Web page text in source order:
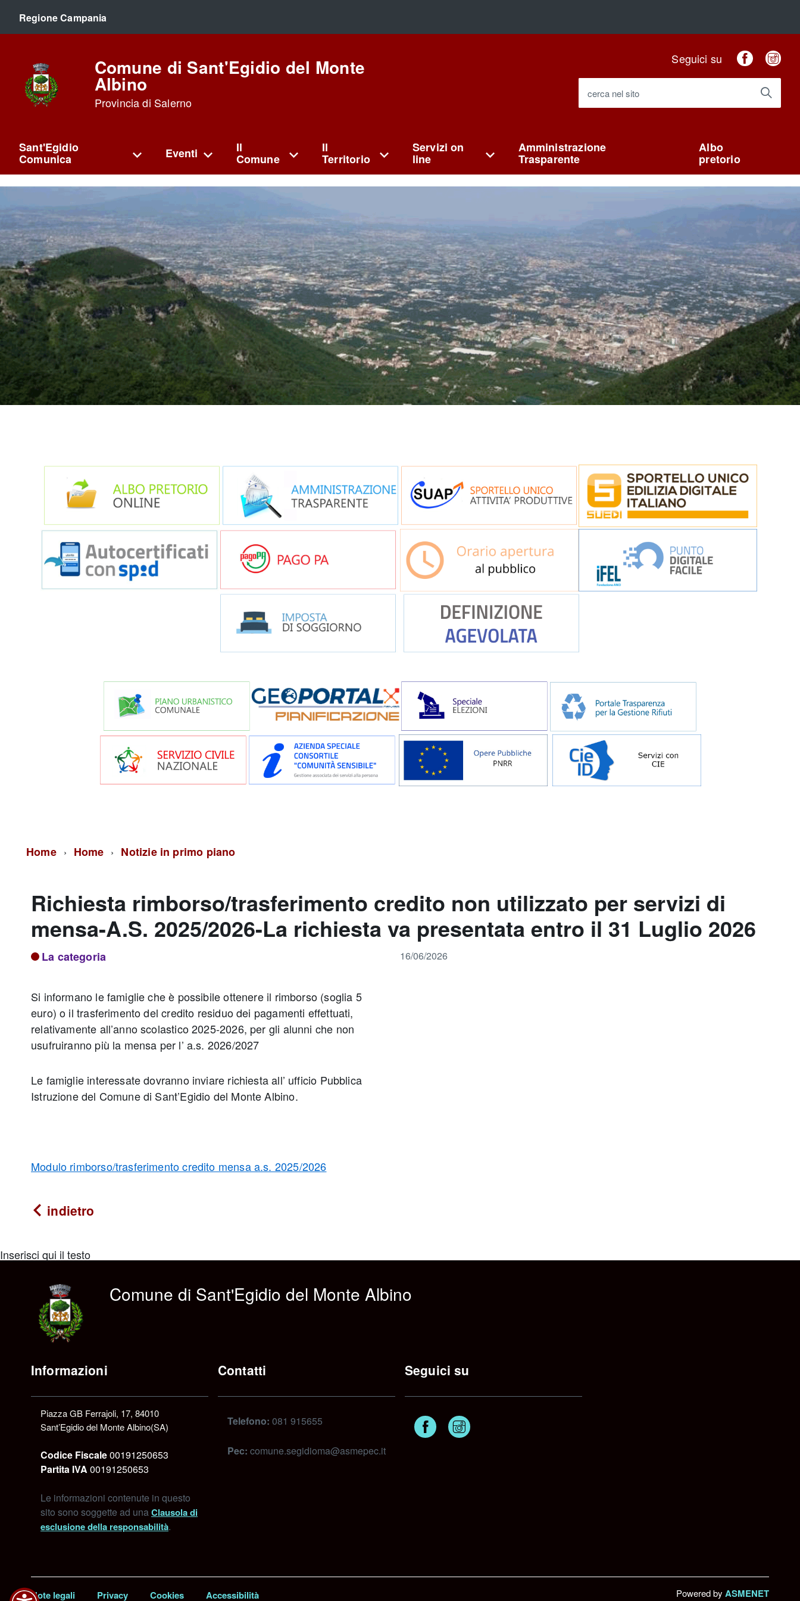
Regione Campania
Comune di Sant'Egidio del Monte
Albino
Provincia di Salerno
Seguici su Facebook
cerca nel sito
Sant'Egidio
Comunica Eventi Il
Comune
Il
Territorio
Servizi on
line
Amministrazione
Trasparente
Albo
pretorio
Home Home Notizie in primo piano
Richiesta rimborso/trasferimento credito non utilizzato per servizi di
mensa-A.S. 2025/2026-La richiesta va presentata entro il 31 Luglio 2026
La categoria 16/06/2026
Si informano le famiglie che è possibile ottenere il rimborso (soglia 5
euro) o il trasferimento del credito residuo dei pagamenti effettuati,
relativamente all’anno scolastico 2025-2026, per gli alunni che non
usufruiranno più la mensa per l’ a.s. 2026/2027
Le famiglie interessate dovranno inviare richiesta all’ ufficio Pubblica
Istruzione del Comune di Sant’Egidio del Monte Albino.
Modulo rimborso/trasferimento credito mensa a.s. 2025/2026
indietro
Inserisci qui il testo
Comune di Sant'Egidio del Monte Albino
Informazioni
Piazza GB Ferrajoli, 17, 84010
Sant’Egidio del Monte Albino(SA)
Codice Fiscale00191250653
Partita IVA 00191250653
Le informazioni contenute in questo
sito sono soggette ad unaClausola di
esclusione della responsabilità.
Contatti
Telefono: 081 915655
Pec: comune.segidioma@asmepec.it
Seguici su
Facebook
Note legali Privacy Cookies Accessibilità Powered by ASMENET